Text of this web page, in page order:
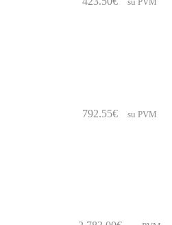
792.55€ su PVM